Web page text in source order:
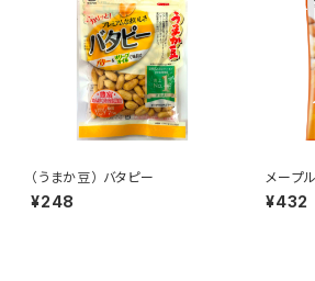
（うまか豆） バタピー
¥248
メープ
¥432